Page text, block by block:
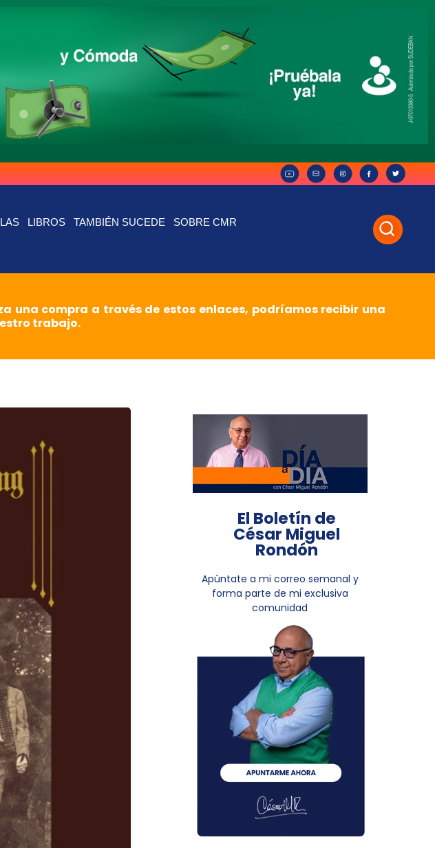
LIBROS TAMBIÉN SUCEDE SOBRE CMR
una compra a través de estos enlaces, podríamos recibir una
trabajo.
El Boletín de
César Miguel
Rondón
Apúntate a mi correo semanal y
forma parte de mi exclusiva
comunidad